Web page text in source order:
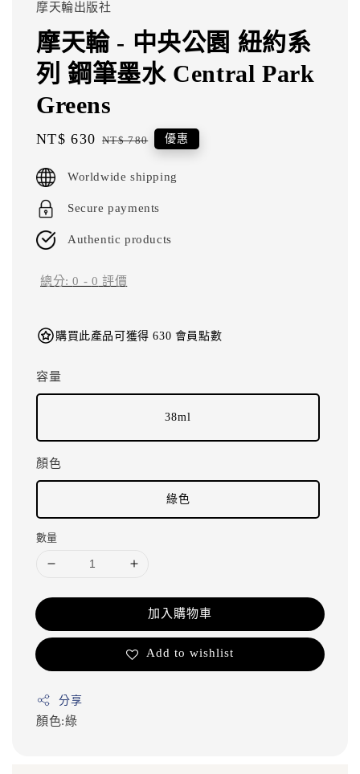
摩天輪出版社
摩天輪 - 中央公園 紐約系
列 鋼筆墨水 Central Park
Greens
Sale
NT$ 630 Regular
NT$ 780 優惠
Worldwide shipping
Secure payments
Authentic products
總分:0 - 0 評價
購買此產品可獲得 630 會員點數
容量
38ml
顏色
綠色
數量
加入購物車
Add to wishlist
分享
顏色:綠